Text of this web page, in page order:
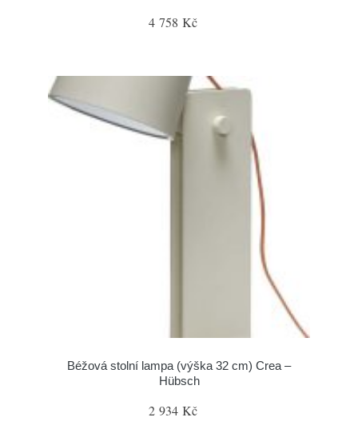
4 758 Kč
Béžová stolní lampa (výška 32 cm) Crea –
Hübsch
2 934 Kč